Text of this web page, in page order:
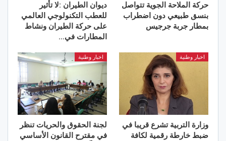
حركة الملاحة الجوية تتواصل
بنسق طبيعي دون اضطراب
بمطار جربة جرجيس
ديوان الطيران :لا تأثير
للعطب التكنولوجي العالمي
على حركة الطيران ونشاط
المطارات في…
اخبار وطنية
وزارة التربية تشرع قريبا في
ضبط خارطة رقمية لكافة
اخبار وطنية
لجنة الحقوق والحريات تنظر
في مقترح القانون الأساسي